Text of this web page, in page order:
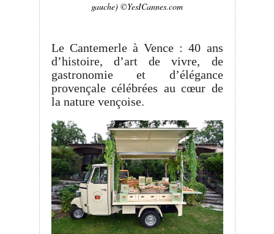
gauche) ©YesICannes.com
Le Cantemerle à Vence : 40 ans
d’histoire, d’art de vivre, de
gastronomie et d’élégance
provençale célébrées au cœur de
la nature vençoise.